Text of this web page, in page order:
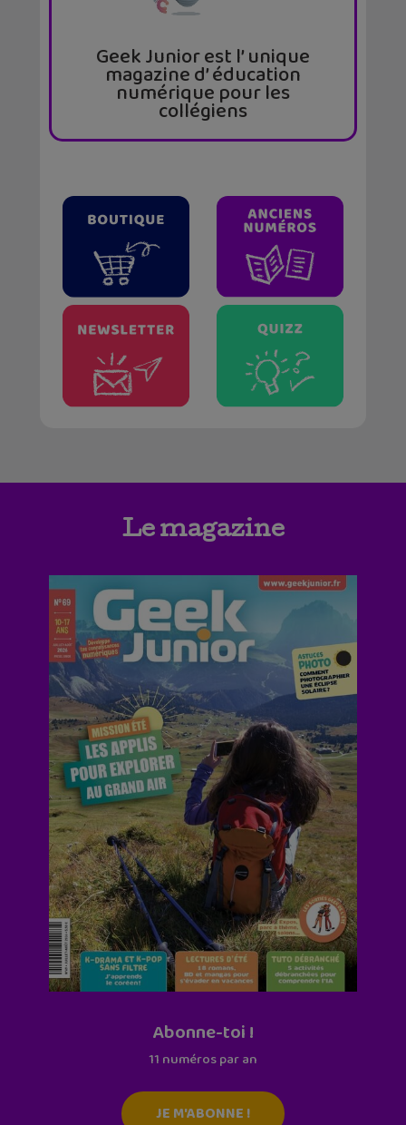
Geek Junior est l’ unique
magazine d’ éducation
numérique pour les
collégiens
Le magazine
Abonne-toi !
11 numéros par an
JE M'ABONNE !